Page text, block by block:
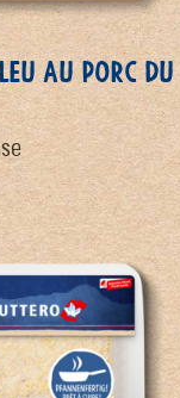
AU PORC DU